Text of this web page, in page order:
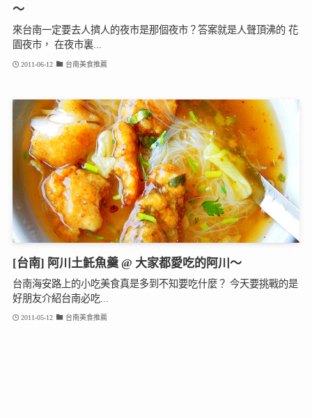
～
來台南一定要去人擠人的夜市是那個夜市？答案就是人聲頂沸的 花
園夜市， 在夜市裏...
2011-06-12 台南美食推薦
[台南] 阿川土魠魚羹 @ 大家都愛吃的阿川～
台南海安路上的小吃美食真是多到不知要吃什麼？ 今天要挑戰的是
好朋友介紹台南必吃...
2011-05-12 台南美食推薦